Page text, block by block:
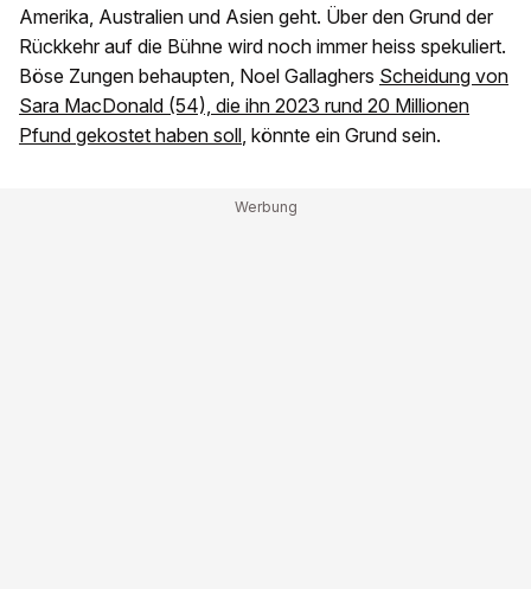
Amerika, Australien und Asien geht. Über den Grund der
Rückkehr auf die Bühne wird noch immer heiss spekuliert.
Böse Zungen behaupten, Noel Gallaghers Scheidung von
Sara MacDonald (54), die ihn 2023 rund 20 Millionen
Pfund gekostet haben soll , könnte ein Grund sein.